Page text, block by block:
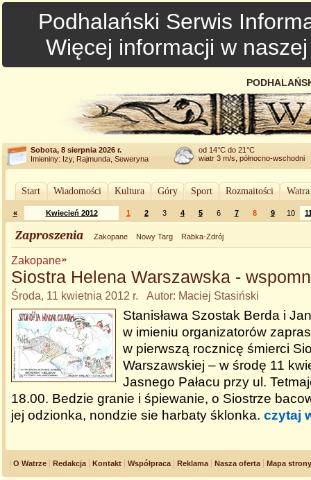
Podhalański Serwis
Więcej informacji w
Sobota, 8 sierpnia 2026 r.
Imieniny: Izy, Rajmunda, Seweryna
od 14°C do 21°C
wiatr 3 m/s, północno-wschodni
Start Wiadomości Kultura Góry Sport Rozmaitości
« Kwiecień 2012 1 2 3 4 5 6 7 8 9 10
Zaproszenia Zakopane Nowy Targ Rabka-Zdrój
Zakopane
Siostra Helena Warszawska -
Środa, 11 kwietnia 2012 r. Autor: Maciej Stasiński
Stanisława Szostak Berda i
w imieniu organizatorów
w pierwszą rocznicę śmierci
Warszawskiej – w środę 11
Jasnego Pałacu przy ul.
18.00. Bedzie granie i śpiewanie, o Siostrze
jej odzionka, nondzie sie harbaty śklonka. czytaj
O Watrze Redakcja Kontakt Współpraca Reklama Nasza oferta Mapa strony